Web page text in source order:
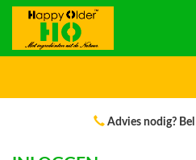
Advies nodig? Bel